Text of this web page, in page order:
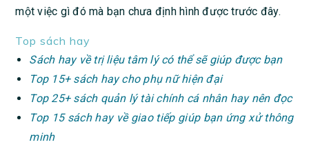
một việc gì đó mà bạn chưa định hình được trước đây.
Top sách hay
Sách hay về trị liệu tâm lý có thể sẽ giúp được bạn
Top 15+ sách hay cho phụ nữ hiện đại
Top 25+ sách quản lý tài chính cá nhân hay nên đọc
Top 15 sách hay về giao tiếp giúp bạn ứng xử thông
minh